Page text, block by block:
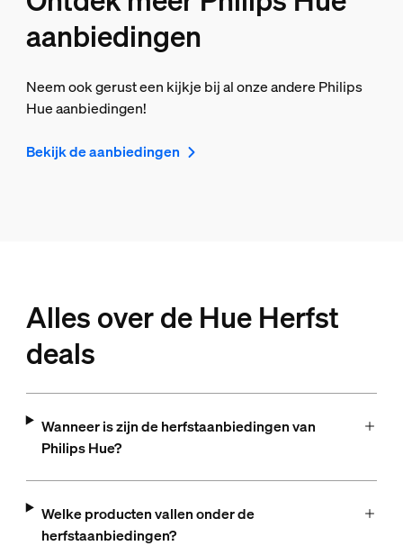
aanbiedingen
Neem ook gerust een kijkje bij al onze andere Philips
Hue aanbiedingen!
Bekijk de aanbiedingen
Alles over de Hue Herfst
deals
Wanneer is zijn de herfstaanbiedingen van
Philips Hue?
Welke producten vallen onder de
herfstaanbiedingen?